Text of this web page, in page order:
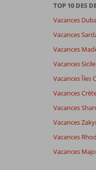
Manger
Enfants
Qualité-wifi
TOP 10 DES
Vacances
Vacances
Vacances
Vacances Sicile
Vacances Îles
Vacances
Vacances
Vacances
Vacances
Vacances